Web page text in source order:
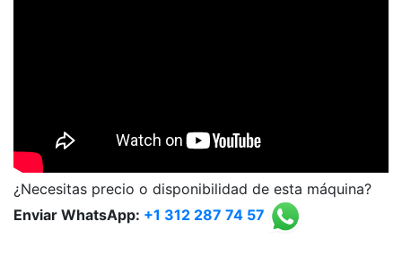
¿Necesitas precio o disponibilidad de esta máquina?
Enviar WhatsApp: +1 312 287 74 57